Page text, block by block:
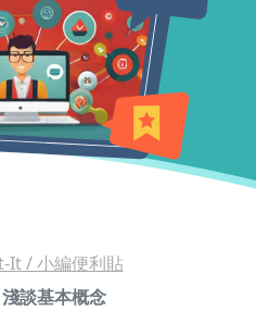
It / 小編便利貼
談基本概念